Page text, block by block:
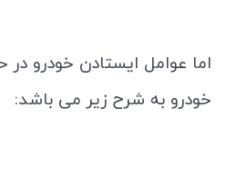
اما عوامل ایستادن خودرو در
خودرو به شرح زیر می باشد: